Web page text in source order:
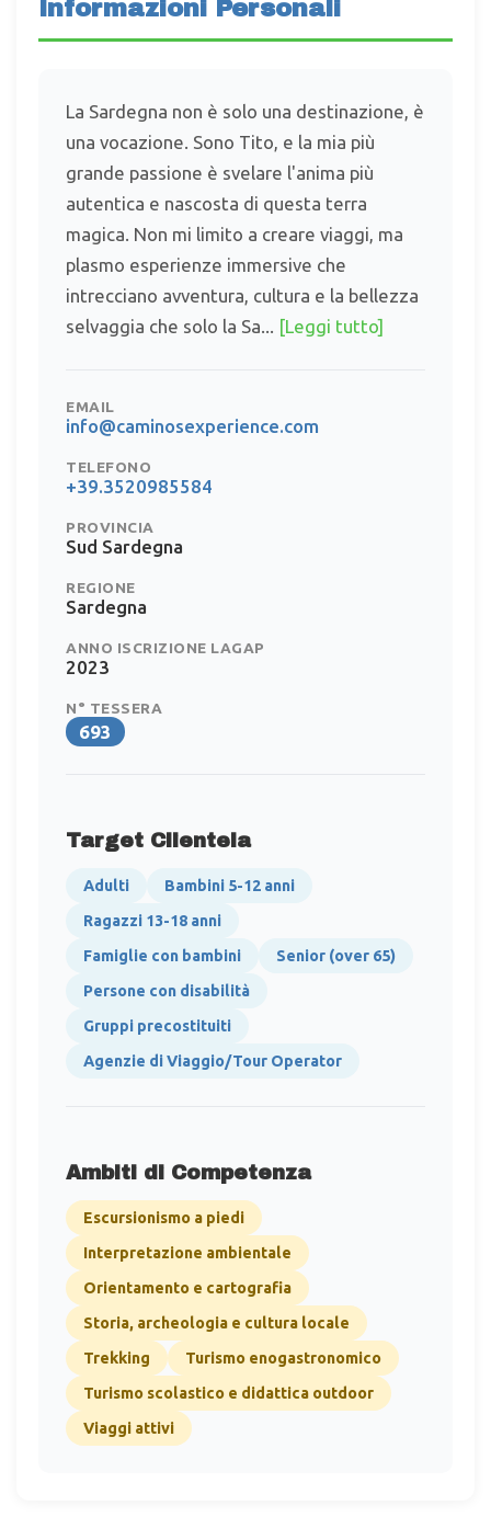
Informazioni Personali
La Sardegna non è solo una destinazione, è
una vocazione. Sono Tito, e la mia più
grande passione è svelare l'anima più
autentica e nascosta di questa terra
magica. Non mi limito a creare viaggi, ma
plasmo esperienze immersive che
intrecciano avventura, cultura e la bellezza
selvaggia che solo la Sa... [Leggi tutto]
EMAIL
info@caminosexperience.com
TELEFONO
+39.3520985584
PROVINCIA
Sud Sardegna
REGIONE
Sardegna
ANNO ISCRIZIONE LAGAP
2023
N° TESSERA
693
Target Clientela
Adulti
Bambini 5-12 anni
Ragazzi 13-18 anni
Famiglie con bambini
Senior (over 65)
Persone con disabilità
Gruppi precostituiti
Agenzie di Viaggio/Tour Operator
Ambiti di Competenza
Escursionismo a piedi
Interpretazione ambientale
Orientamento e cartografia
Storia, archeologia e cultura locale
Trekking
Turismo enogastronomico
Turismo scolastico e didattica outdoor
Viaggi attivi